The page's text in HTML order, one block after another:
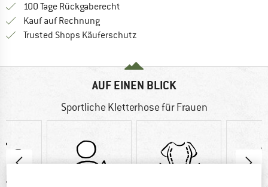
100 Tage Rückgaberecht
Kauf auf RechnungFinde die Zahlungs-Infos hier! Öffnet
Trusted Shops Käuferschutz
AUF EINEN BLICK
Sportliche Kletterhose für Frauen